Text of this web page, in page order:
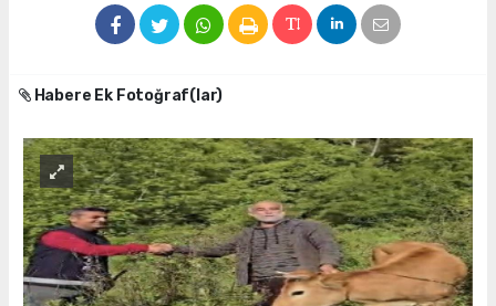
Habere Ek Fotoğraf(lar)